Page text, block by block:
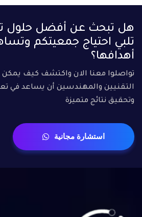
هل تبحث عن أفضل حلول
تلبي احتياج جمعيتكم
أهدافها؟
تواصلوا معنا الان واكتشف كيف يمكن
التقنيين والمهندسين أن يساعد في
وتحقيق نتائج متميزة
استشارة مجانية